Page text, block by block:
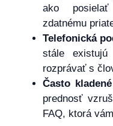
ako
zdatnému
Telefonická
stále
rozprávať s
Často
prednosť
FAQ, ktorá